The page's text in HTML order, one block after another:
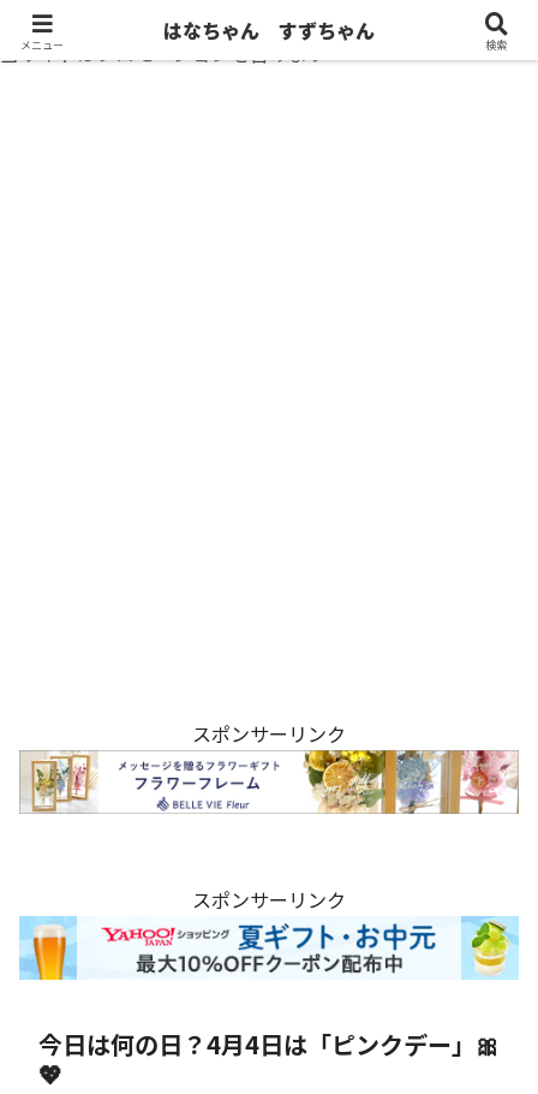
当サイトはプロモーションを含みます
スポンサーリンク
スポンサーリンク
今日は何の日？4月4日は「ピンクデー」🎀
💖
メニュー
はなちゃん すずちゃん
検索